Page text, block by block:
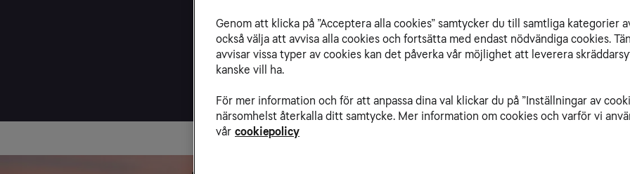
Genom att klicka på ”Acceptera alla cookies” samtycker du till samtliga kategorier
också välja att avvisa alla cookies och fortsätta med endast nödvändiga cookies.
avvisar vissa typer av cookies kan det påverka vår möjlighet att leverera
kanske vill ha.
För mer information och för att anpassa dina val klickar du på ”Inställningar av
närsomhelst återkalla ditt samtycke. Mer information om cookies och varför vi
vår cookiepolicy